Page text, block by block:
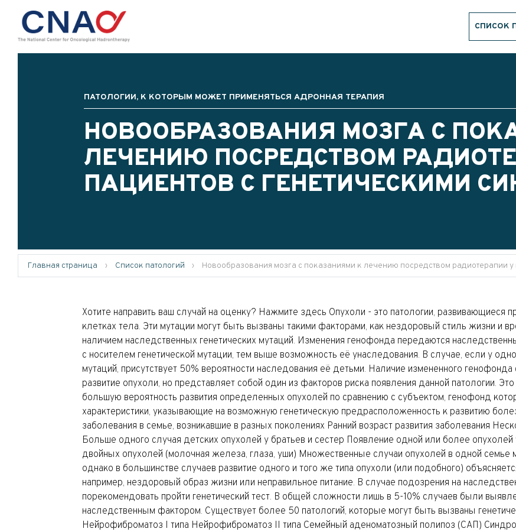
СПИСОК
ПАТОЛОГИИ, К КОТОРЫМ МОЖЕТ ПРИМЕНЯТЬСЯ АДРОННАЯ ТЕРАПИЯ
НОВООБРАЗОВАНИЯ МОЗГА С
ЛЕЧЕНИЮ ПОСРЕДСТВОМ
ПАЦИЕНТОВ С ГЕНЕТИЧЕСКИМИ
Главная страница › Список патологий › Новообразования мозга с показаниями к лечению посредством радиотерапии
Хотите направить ваш случай на оценку? Нажмите здесь Опухоли - это патологии, развивающиеся
клетках тела. Эти мутации могут быть вызваны такими факторами, как нездоровый стиль жизни и
наличием наследственных генетических мутаций. Изменения генофонда передаются
с носителем генетической мутации, тем выше возможность её унаследования. В случае, если у
мутаций, присутствует 50% вероятности наследования её детьми. Наличие измененного
развитие опухоли, но представляет собой один из факторов риска появления данной патологии.
большую вероятность развития определенных опухолей по сравнению с субъектом, генофонд
характеристики, указывающие на возможную генетическую предрасположенность к развитию
заболевания в семье, возникавшие в разных поколениях Ранний возраст развития заболевания
Больше одного случая детских опухолей у братьев и сестер Появление одной или более
двойных опухолей (молочная железа, глаза, уши) Множественные случаи опухолей в одной семье
однако в большинстве случаев развитие одного и того же типа опухоли (или подобного)
например, нездоровый образ жизни или неправильное питание. В случае подозрения на
порекомендовать пройти генетический тест. В общей сложности лишь в 5-10% случаев были
наследственным фактором. Существует более 50 патологий, которые могут быть вызваны
Нейрофиброматоз I типа Нейрофиброматоз II типа Семейный аденоматозный полипоз (САП)